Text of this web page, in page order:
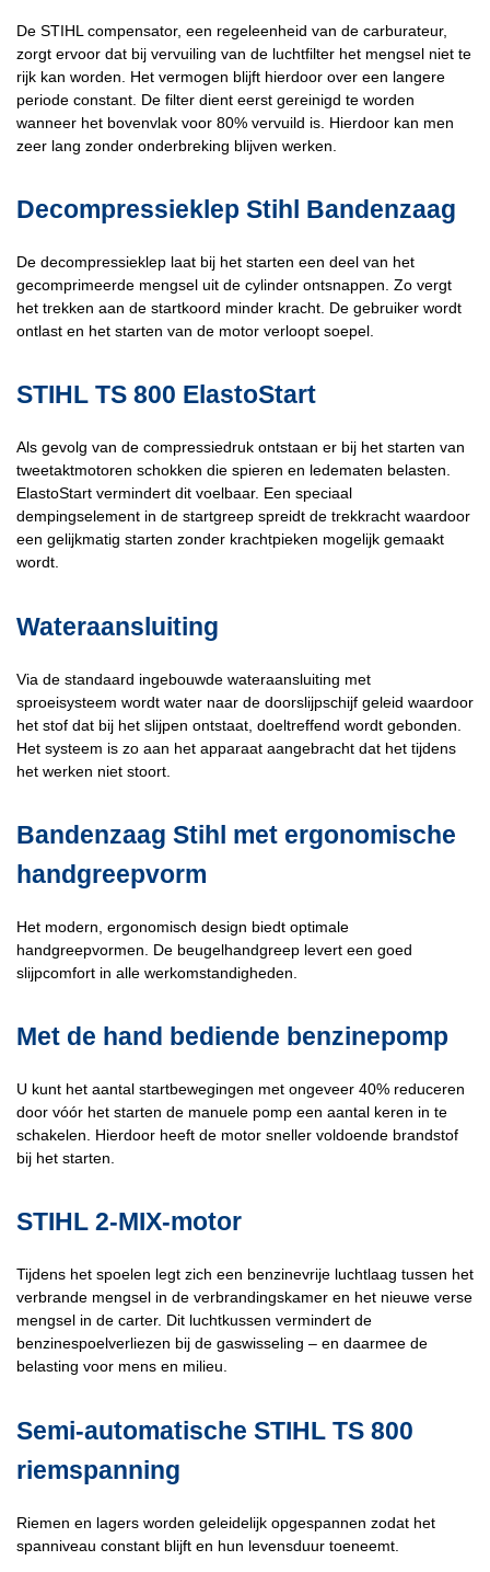
De STIHL compensator, een regeleenheid van de carburateur,
zorgt ervoor dat bij vervuiling van de luchtfilter het mengsel niet te
rijk kan worden. Het vermogen blijft hierdoor over een langere
periode constant. De filter dient eerst gereinigd te worden
wanneer het bovenvlak voor 80% vervuild is. Hierdoor kan men
zeer lang zonder onderbreking blijven werken.
Decompressieklep Stihl Bandenzaag
De decompressieklep laat bij het starten een deel van het
gecomprimeerde mengsel uit de cylinder ontsnappen. Zo vergt
het trekken aan de startkoord minder kracht. De gebruiker wordt
ontlast en het starten van de motor verloopt soepel.
STIHL TS 800 ElastoStart
Als gevolg van de compressiedruk ontstaan er bij het starten van
tweetaktmotoren schokken die spieren en ledematen belasten.
ElastoStart vermindert dit voelbaar. Een speciaal
dempingselement in de startgreep spreidt de trekkracht waardoor
een gelijkmatig starten zonder krachtpieken mogelijk gemaakt
wordt.
Wateraansluiting
Via de standaard ingebouwde wateraansluiting met
sproeisysteem wordt water naar de doorslijpschijf geleid waardoor
het stof dat bij het slijpen ontstaat, doeltreffend wordt gebonden.
Het systeem is zo aan het apparaat aangebracht dat het tijdens
het werken niet stoort.
Bandenzaag Stihl met ergonomische
handgreepvorm
Het modern, ergonomisch design biedt optimale
handgreepvormen. De beugelhandgreep levert een goed
slijpcomfort in alle werkomstandigheden.
Met de hand bediende benzinepomp
U kunt het aantal startbewegingen met ongeveer 40% reduceren
door vóór het starten de manuele pomp een aantal keren in te
schakelen. Hierdoor heeft de motor sneller voldoende brandstof
bij het starten.
STIHL 2-MIX-motor
Tijdens het spoelen legt zich een benzinevrije luchtlaag tussen het
verbrande mengsel in de verbrandingskamer en het nieuwe verse
mengsel in de carter. Dit luchtkussen vermindert de
benzinespoelverliezen bij de gaswisseling – en daarmee de
belasting voor mens en milieu.
Semi-automatische STIHL TS 800
riemspanning
Riemen en lagers worden geleidelijk opgespannen zodat het
spanniveau constant blijft en hun levensduur toeneemt.